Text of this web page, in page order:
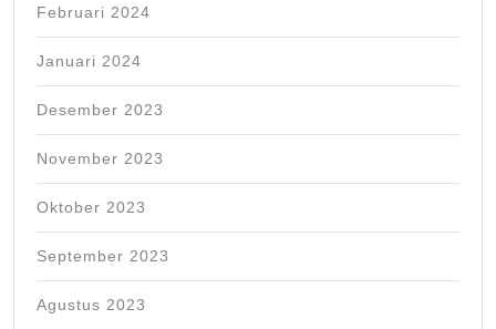
Februari 2024
Januari 2024
Desember 2023
November 2023
Oktober 2023
September 2023
Agustus 2023